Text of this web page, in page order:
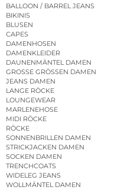
BALLOON / BARREL JEANS
BIKINIS
BLUSEN
CAPES
DAMENHOSEN
DAMENKLEIDER
DAUNENMÄNTEL DAMEN
GROSSE GRÖSSEN DAMEN
JEANS DAMEN
LANGE RÖCKE
LOUNGEWEAR
MARLENEHOSE
MIDI RÖCKE
RÖCKE
SONNENBRILLEN DAMEN
STRICKJACKEN DAMEN
SOCKEN DAMEN
TRENCHCOATS
WIDELEG JEANS
WOLLMÄNTEL DAMEN